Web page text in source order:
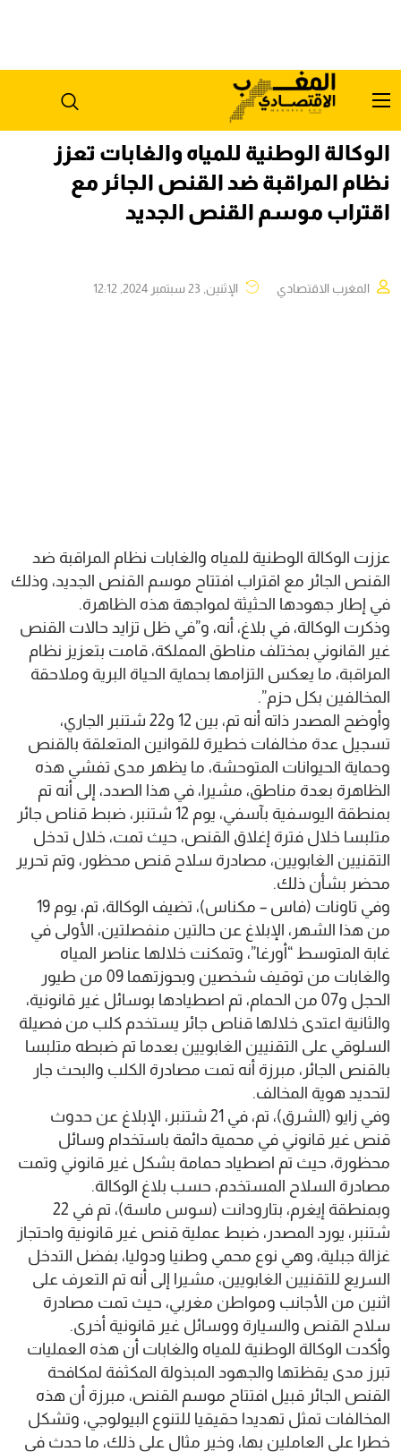
الوكالة الوطنية للمياه والغابات تعزز
نظام المراقبة ضد القنص الجائر مع
اقتراب موسم القنص الجديد
المغرب الاقتصادي الإثنين, 23 سبتمبر 2024, 12:12
عززت الوكالة الوطنية للمياه والغابات نظام المراقبة ضد
القنص الجائر مع اقتراب افتتاح موسم القنص الجديد، وذلك
في إطار جهودها الحثيثة لمواجهة هذه الظاهرة.
وذكرت الوكالة، في بلاغ، أنه، و”في ظل تزايد حالات القنص
غير القانوني بمختلف مناطق المملكة، قامت بتعزيز نظام
المراقبة، ما يعكس التزامها بحماية الحياة البرية وملاحقة
المخالفين بكل حزم”.
وأوضح المصدر ذاته أنه تم، بين 12 و22 شتنبر الجاري،
تسجيل عدة مخالفات خطيرة للقوانين المتعلقة بالقنص
وحماية الحيوانات المتوحشة، ما يظهر مدى تفشي هذه
الظاهرة بعدة مناطق، مشيرا، في هذا الصدد، إلى أنه تم
بمنطقة اليوسفية بآسفي، يوم 12 شتنبر، ضبط قناص جائر
متلبسا خلال فترة إغلاق القنص، حيث تمت، خلال تدخل
التقنيين الغابويين، مصادرة سلاح قنص محظور، وتم تحرير
محضر بشأن ذلك.
وفي تاونات (فاس – مكناس)، تضيف الوكالة، تم، يوم 19
من هذا الشهر، الإبلاغ عن حالتين منفصلتين، الأولى في
غابة المتوسط “أورغا”، وتمكنت خلالها عناصر المياه
والغابات من توقيف شخصين وبحوزتهما 09 من طيور
الحجل و07 من الحمام، تم اصطيادها بوسائل غير قانونية،
والثانية اعتدى خلالها قناص جائر يستخدم كلب من فصيلة
السلوقي على التقنيين الغابويين بعدما تم ضبطه متلبسا
بالقنص الجائر، مبرزة أنه تمت مصادرة الكلب والبحث جار
لتحديد هوية المخالف.
وفي زايو (الشرق)، تم، في 21 شتنبر، الإبلاغ عن حدوث
قنص غير قانوني في محمية دائمة باستخدام وسائل
محظورة، حيث تم اصطياد حمامة بشكل غير قانوني وتمت
مصادرة السلاح المستخدم، حسب بلاغ الوكالة.
وبمنطقة إيغرم، بتارودانت (سوس ماسة)، تم في 22
شتنبر، يورد المصدر، ضبط عملية قنص غير قانونية واحتجاز
غزالة جبلية، وهي نوع محمي وطنيا ودوليا، بفضل التدخل
السريع للتقنيين الغابويين، مشيرا إلى أنه تم التعرف على
اثنين من الأجانب ومواطن مغربي، حيث تمت مصادرة
سلاح القنص والسيارة ووسائل غير قانونية أخرى.
وأكدت الوكالة الوطنية للمياه والغابات أن هذه العمليات
تبرز مدى يقظتها والجهود المبذولة المكثفة لمكافحة
القنص الجائر قبيل افتتاح موسم القنص، مبرزة أن هذه
المخالفات تمثل تهديدا حقيقيا للتنوع البيولوجي، وتشكل
خطرا على العاملين بها، وخير مثال على ذلك، ما حدث في